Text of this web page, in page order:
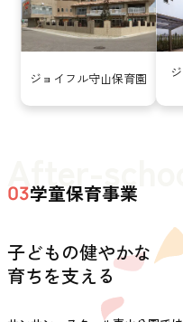
ジョイフル守山保育園
After-
03学童保育事業
子どもの健やかな
育ちを支える